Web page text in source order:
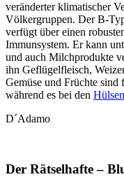
veränderter klimatischer
Völkergruppen. Der B-
verfügt über einen
Immunsystem. Er kann
und auch Milchprodukte
ihn Geflügelfleisch,
Gemüse und Früchte
während es bei den
D´Adamo
Der Rätselhafte –